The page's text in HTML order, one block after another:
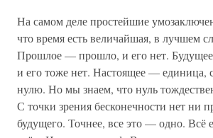
На самом деле простейшие
что время есть величайшая, в лучшем
Прошлое — прошло, и его нет. Будущее
и его тоже нет. Настоящее — единица,
нулю. Но мы знаем, что нуль
С точки зрения бесконечности нет ни
будущего. Точнее, все это — одно. Всё